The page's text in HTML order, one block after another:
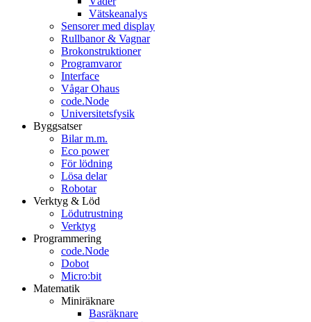
Vätskeanalys
Sensorer med display
Rullbanor & Vagnar
Brokonstruktioner
Programvaror
Interface
Vågar Ohaus
code.Node
Universitetsfysik
Byggsatser
Bilar m.m.
Eco power
För lödning
Lösa delar
Robotar
Verktyg & Löd
Lödutrustning
Verktyg
Programmering
code.Node
Dobot
Micro:bit
Matematik
Miniräknare
Basräknare